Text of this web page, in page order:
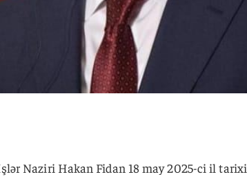
Naziri Hakan Fidan 18 may 2025-ci il